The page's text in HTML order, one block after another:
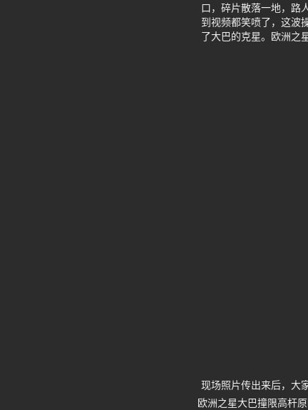
口，碎片散落一地，路
到视频都笑喷了，这波
了大巴的克星。欧洲之
现场照片传出来后，大
欧洲之星大巴撞限高杆